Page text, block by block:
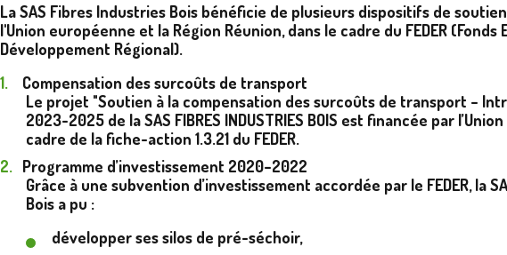
La SAS Fibres Industries Bois bénéficie de plusieurs dispositifs de
l'Union européenne et la Région Réunion, dans le cadre du FEDER (Fonds
Développement Régional).
Compensation des surcoûts de transport
Le projet "Soutien à la compensation des surcoûts de transport –
2023-2025 de la SAS FIBRES INDUSTRIES BOIS est financée par
cadre de la fiche-action 1.3.21 du FEDER.
Programme d’investissement 2020–2022
Grâce à une subvention d’investissement accordée par le FEDER, la
Bois a pu :
développer ses silos de pré-séchoir,